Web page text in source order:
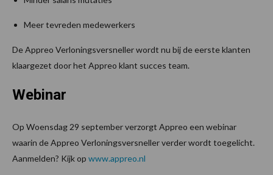
Meer tevreden medewerkers
De Appreo Verloningsversneller wordt nu bij de eerste klanten
klaargezet door het Appreo klant succes team.
Webinar
Op Woensdag 29 september verzorgt Appreo een webinar
waarin de Appreo Verloningsversneller verder wordt toegelicht.
Aanmelden? Kijk op www.appreo.nl